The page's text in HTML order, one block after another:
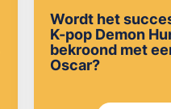
Wordt het
K-pop Demon
bekroond met
Oscar?